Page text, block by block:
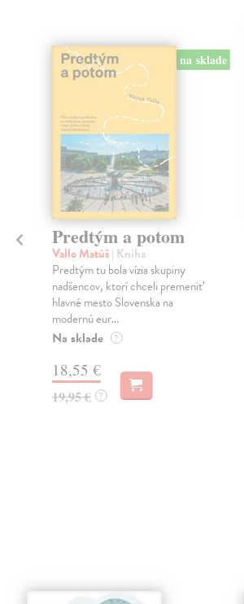
na sklade
Predtým a potom
Vallo Matúš| Kniha
Predtým tu bola vízia skupiny
nadšencov, ktorí chceli premeniť
hlavné mesto Slovenska na
modernú eur...
Na sklade ?
18,55 €
19,95 € ?